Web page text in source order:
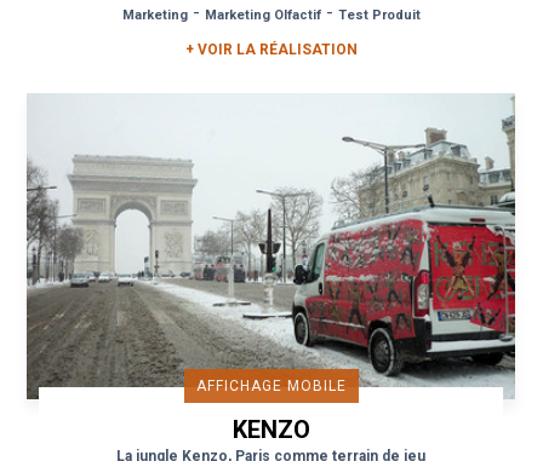
Marketing- Marketing Olfactif- Test Produit
+ VOIR LA RÉALISATION
AFFICHAGE MOBILE
KENZO
La jungle Kenzo, Paris comme terrain de jeu